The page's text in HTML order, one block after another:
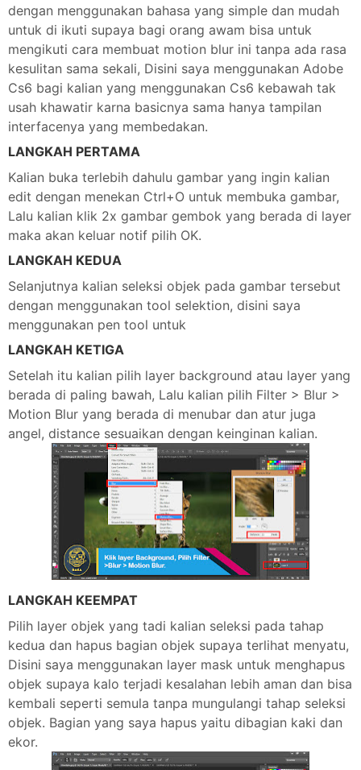
dengan menggunakan bahasa yang simple dan mudah
untuk di ikuti supaya bagi orang awam bisa untuk
mengikuti cara membuat motion blur ini tanpa ada rasa
kesulitan sama sekali, Disini saya menggunakan Adobe
Cs6 bagi kalian yang menggunakan Cs6 kebawah tak
usah khawatir karna basicnya sama hanya tampilan
interfacenya yang membedakan.
LANGKAH PERTAMA
Kalian buka terlebih dahulu gambar yang ingin kalian
edit dengan menekan Ctrl+O untuk membuka gambar,
Lalu kalian klik 2x gambar gembok yang berada di layer
maka akan keluar notif pilih OK.
LANGKAH KEDUA
Selanjutnya kalian seleksi objek pada gambar tersebut
dengan menggunakan tool selektion, disini saya
menggunakan pen tool untuk
LANGKAH KETIGA
Setelah itu kalian pilih layer background atau layer yang
berada di paling bawah, Lalu kalian pilih Filter > Blur >
Motion Blur yang berada di menubar dan atur juga
angel, distance sesuaikan dengan keinginan kalian.
LANGKAH KEEMPAT
Pilih layer objek yang tadi kalian seleksi pada tahap
kedua dan hapus bagian objek supaya terlihat menyatu,
Disini saya menggunakan layer mask untuk menghapus
objek supaya kalo terjadi kesalahan lebih aman dan bisa
kembali seperti semula tanpa mungulangi tahap seleksi
objek. Bagian yang saya hapus yaitu dibagian kaki dan
ekor.